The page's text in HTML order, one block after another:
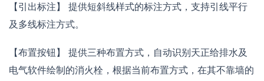
【引出标注】 提供短斜线样式的标注方式，支持引线平行
及多线标注方式。
【布置按钮】 提供三种布置方式，自动识别天正给排水及
电气软件绘制的消火栓，根据当前布置方式，在其不靠墙的